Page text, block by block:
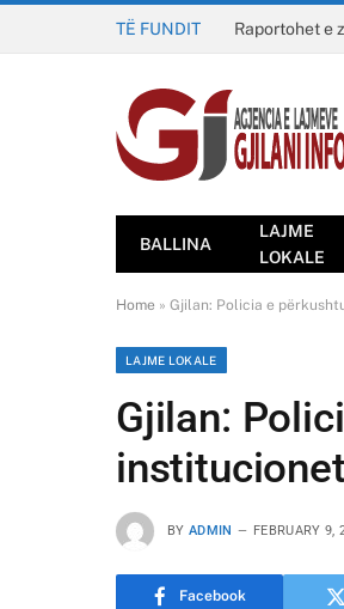
TË FUNDIT Raportohet e
BALLINA
LAJME
LOKALE
Home » Gjilan: Policia e
LAJME LOKALE
Gjilan:
BY ADMIN FEBRUARY 9,
Facebook